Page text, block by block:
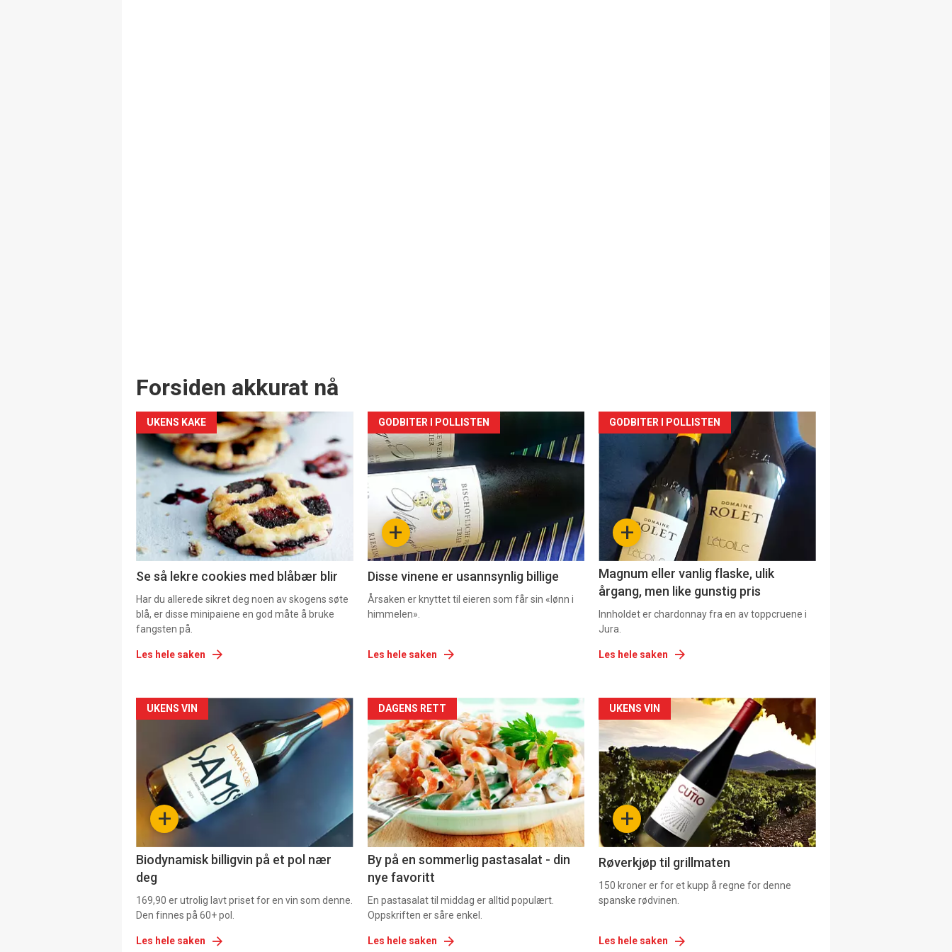
Forsiden akkurat nå
UKENS KAKE
Se så lekre cookies med blåbær blir
Har du allerede sikret deg noen av skogens søte
blå, er disse minipaiene en god måte å bruke
fangsten på.
Les hele saken
Forsiden
akkurat
nå
2 +
GODBITER I POLLISTEN
Disse vinene er usannsynlig billige
Årsaken er knyttet til eieren som får sin «lønn i
himmelen».
Les hele saken
Forsiden
akkurat
nå
+
GODBITER I POLLISTEN
Magnum eller vanlig flaske, ulik
årgang, men like gunstig pris
Innholdet er chardonnay fra en av toppcruene i
Jura.
Les hele saken
Forsiden
akkurat
nå
-
+
UKENS VIN
Biodynamisk billigvin på et pol nær
deg
169,90 er utrolig lavt priset for en vin som denne.
Den finnes på 60+ pol.
Les hele saken
Forsiden
akkurat
nå
-
5
DAGENS RETT
By på en sommerlig pastasalat - din
nye favoritt
En pastasalat til middag er alltid populært.
Oppskriften er såre enkel.
Les hele saken
Forsiden
akkurat
nå
-
6 +
UKENS VIN
Røverkjøp til grillmaten
150 kroner er for et kupp å regne for denne
spanske rødvinen.
Les hele saken